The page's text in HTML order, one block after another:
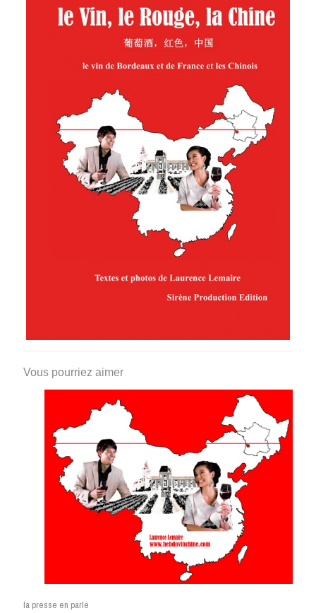
Vous pourriez aimer
la presse en parle